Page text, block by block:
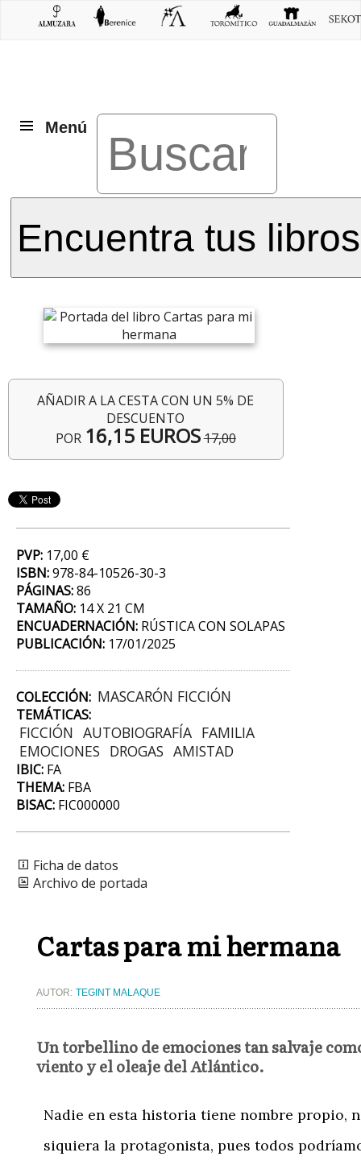
Menú
Encuentra tus libros
AÑADIR A LA CESTA CON UN 5% DE
DESCUENTO
POR 16,15 EUROS17,00
PVP: 17,00 €
ISBN:978-84-10526-30-3
PÁGINAS:86
TAMAÑO: 14 X 21 CM
ENCUADERNACIÓN: RÚSTICA CON SOLAPAS
PUBLICACIÓN: 17/01/2025
COLECCIÓN: MASCARÓN FICCIÓN
TEMÁTICAS:
FICCIÓN AUTOBIOGRAFÍA FAMILIA
EMOCIONES DROGAS AMISTAD
IBIC: FA
THEMA: FBA
BISAC: FIC000000
Ficha de datos
Archivo de portada
Cartas para mi hermana
AUTOR: TEGINT MALAQUE
Un torbellino de emociones tan salvaje
viento y el oleaje del Atlántico.
Nadie en esta historia tiene nombre propio,
siquiera la protagonista, pues todos